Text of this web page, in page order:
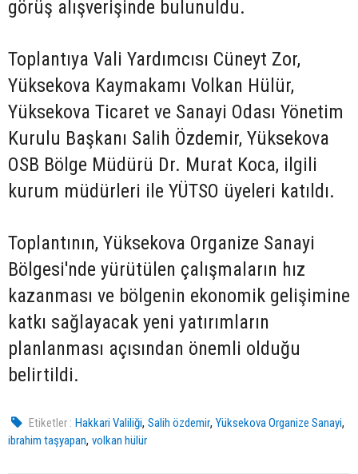
görüş alışverişinde bulunuldu.
Toplantıya Vali Yardımcısı Cüneyt Zor,
Yüksekova Kaymakamı Volkan Hülür,
Yüksekova Ticaret ve Sanayi Odası Yönetim
Kurulu Başkanı Salih Özdemir, Yüksekova
OSB Bölge Müdürü Dr. Murat Koca, ilgili
kurum müdürleri ile YÜTSO üyeleri katıldı.
Toplantının, Yüksekova Organize Sanayi
Bölgesi'nde yürütülen çalışmaların hız
kazanması ve bölgenin ekonomik gelişimine
katkı sağlayacak yeni yatırımların
planlanması açısından önemli olduğu
belirtildi.
Etiketler : Hakkari Valiliği,Salih özdemir,Yüksekova Organize Sanayi,
ibrahim taşyapan, volkan hülür